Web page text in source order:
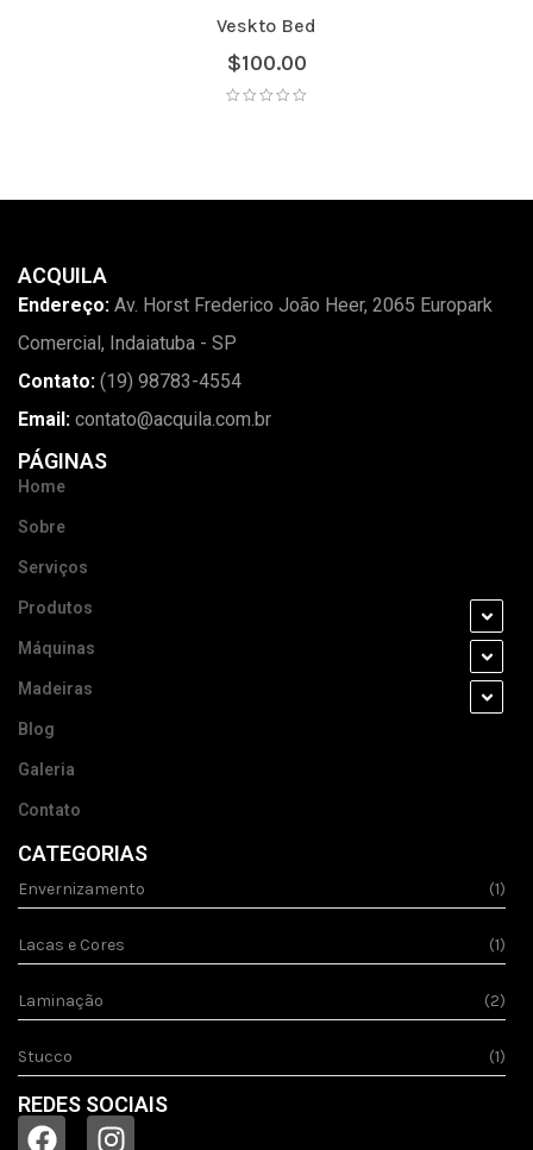
Veskto Bed
$100.00
ACQUILA
Endereço: Av. Horst Frederico João Heer, 2065 Europark
Comercial, Indaiatuba - SP
Contato: (19) 98783-4554
Email: contato@acquila.com.br
PÁGINAS
Home
Sobre
Serviços
Produtos
Máquinas
Madeiras
Blog
Galeria
Contato
CATEGORIAS
Envernizamento (1)
Lacas e Cores (1)
Laminação (2)
Stucco (1)
REDES SOCIAIS